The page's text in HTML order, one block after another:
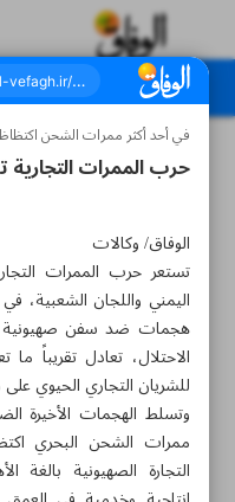
العدد سبعة آلاف وثلاثمائة
في أحد أكثر ممرات الشحن
حرب الممرات التجار‌ية
الوفاق/ وكالات
تستعر حرب الممرات
اليمني واللجان الشعبية،
هجمات ضد سفن صهيونية
الاحتلال، تعادل تقريباً
للشريان التجاري الحيوي
وتسلط الهجمات الأخيرة
ممرات الشحن البحري
التجارة الصهيونية